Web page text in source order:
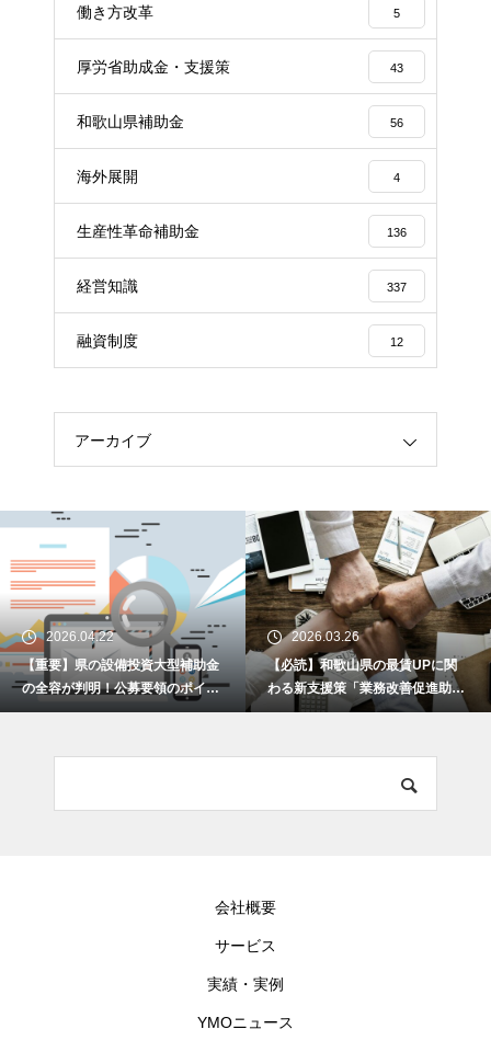
働き方改革 5
厚労省助成金・支援策 43
和歌山県補助金 56
海外展開 4
生産性革命補助金 136
経営知識 337
融資制度 12
アーカイブ
2026.04.22
【重要】県の設備投資大型補助金
の全容が判明！公募要領のポイン
トを解説します！
2026.03.26
【必読】和歌山県の最賃UPに関
わる新支援策「業務改善促進助成
金」とは何か？
会社概要
サービス
実績・実例
YMOニュース